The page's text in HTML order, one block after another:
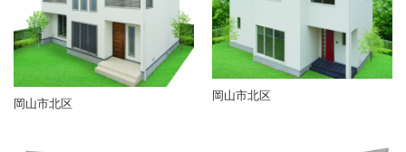
岡山市北区
岡山市北区